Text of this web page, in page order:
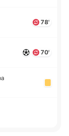
78'
70'